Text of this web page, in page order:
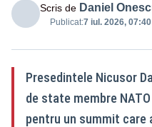
Scris de Daniel
Publicat:7 iul. 2026, 07:40
Presedintele Nicusor
de state membre
pentru un summit care